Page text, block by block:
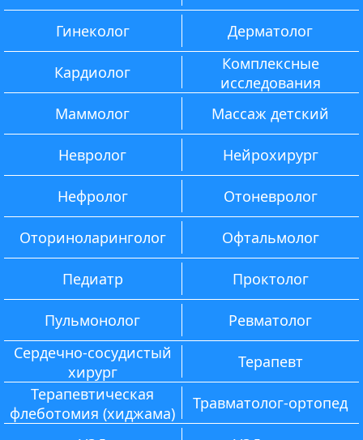
Гинеколог Дерматолог
Кардиолог
Комплексные
исследования
Маммолог
Массаж детский
Невролог Нейрохирург
Нефролог Отоневролог
Оториноларинголог Офтальмолог
Педиатр Проктолог
Пульмонолог
Ревматолог
Сердечно-сосудистый
хирург
Терапевт
Терапевтическая
флеботомия (хиджама)
Травматолог-ортопед